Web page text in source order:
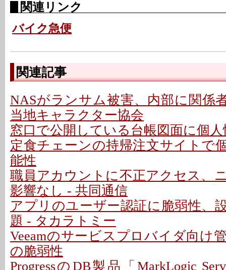
関連リンク
バイク急便
関連記事
NASがランサム被害、内部に関係
当地キャラクター協会
窓口で公開している台帳図面に個
定食チェーンの持帰注文サイトで
能性
職員アカウントに不正アクセス、
影響なし - 共同通信
アプリのユーザー認証に脆弱性、
題 - タカラトミー
Veeamのサービスプロバイダ向け
の脆弱性
ProgressのDB製品「MarkLogic